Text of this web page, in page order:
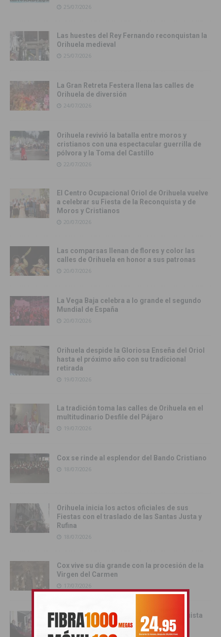
25/07/2026
Las huestes del Rey Fernando reconquistan la
Orihuela medieval
25/07/2026
La Gran Retreta Festera llena las calles de
Orihuela de diversión
24/07/2026
Orihuela revivió la batalla entre moros y
cristianos con una espectacular guerrilla de
pólvora y la Toma del Castillo
22/07/2026
El Centro Ocupacional Oriol de Orihuela vuelve
a celebrar su Fiesta de la Reconquista y de
Moros y Cristianos
20/07/2026
Las comparsas llenan de flores y color las
calles de Orihuela en honor a sus patronas
20/07/2026
La Vega Baja celebra a lo grande el segundo
Mundial de España
20/07/2026
Orihuela despide la Gloriosa Enseña del Oriol
hasta el próximo año con su tradicional
retirada
19/07/2026
La tradición toma las calles de Orihuela en el
multitudinario Desfile del Pájaro
19/07/2026
Cox se rinde al esplendor del Bando Cristiano
18/07/2026
Orihuela inicia los actos oficiales de sus
Fiestas con el traslado de las Santas Justa y
Rufina
18/07/2026
Cox vive su día grande con la procesión de la
Virgen del Carmen
17/07/2026
Orihuela inicia sus Fiestas de la Reconquista
con la Exposición Pública de la Gloriosa
Enseña del Oriol